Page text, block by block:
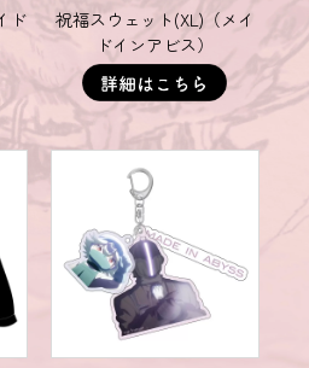
ド
祝福スウェット(XL)（メイ
ドインアビス）